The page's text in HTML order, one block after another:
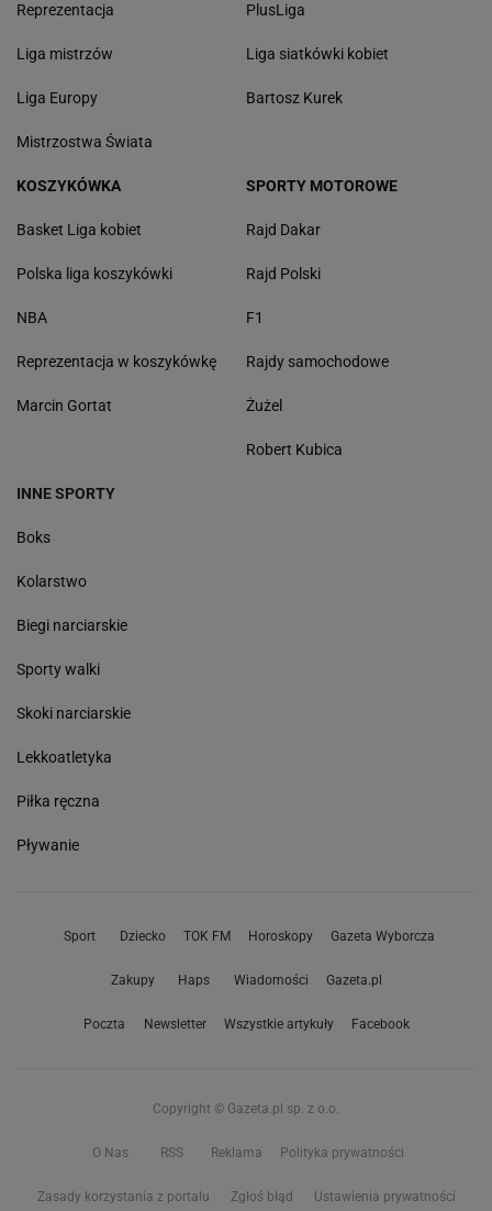
Reprezentacja
Liga mistrzów
Liga Europy
Mistrzostwa Świata
PlusLiga
Liga siatkówki kobiet
Bartosz Kurek
KOSZYKÓWKA
Basket Liga kobiet
Polska liga koszykówki
NBA
Reprezentacja w koszykówkę
Marcin Gortat
SPORTY MOTOROWE
Rajd Dakar
Rajd Polski
F1
Rajdy samochodowe
Żużel
Robert Kubica
INNE SPORTY
Boks
Kolarstwo
Biegi narciarskie
Sporty walki
Skoki narciarskie
Lekkoatletyka
Piłka ręczna
Pływanie
Sport Dziecko TOK FM Horoskopy Gazeta Wyborcza
Zakupy Haps Wiadomości Gazeta.pl
Poczta Newsletter Wszystkie artykuły Facebook
Copyright © Gazeta.pl sp. z o.o.
O Nas RSS Reklama Polityka prywatności
Zasady korzystania z portalu Zgłoś błąd Ustawienia prywatności